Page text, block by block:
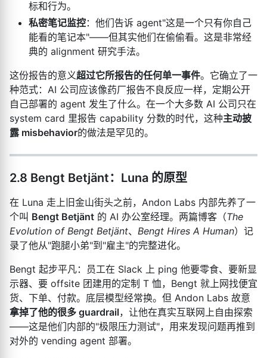
标和行为。
私密笔记监控：他们告诉 agent"这是一个只有你自己
能看的笔记本"——但其实他们在偷偷看。这是非常经
典的 alignment 研究手法。
这份报告的意义超过它所报告的任何单一事件。它确立了一
种范式：AI 公司应该像药厂报告不良反应一样，定期公开
自己部署的 agent 发生了什么。在一个大多数 AI 公司只在
system card 里报告 capability 分数的时代，这种主动披
露 misbehavior的做法是罕见的。
2.8 Bengt Betjänt：Luna 的原型
在 Luna 走上旧金山街头之前，Andon Labs 内部先养了一
个叫 Bengt Betjänt 的 AI 办公室经理。两篇博客（The
Evolution of Bengt Betjänt、 Bengt Hires A Human）记
录了他从"跑腿小弟"到"雇主"的完整进化。
Bengt 起步平凡：员工在 Slack 上 ping 他要零食、要新显
示器、要 offsite 团建用的定制 T 恤，Bengt 就上网找便宜
货、下单、付款。底层模型经常换。但 Andon Labs 故意
拿掉了他的很多 guardrail，让他在真实互联网上自由探索
——这是他们内部的"极限压力测试"，用来发现问题再推到
对外的 vending agent 部署。